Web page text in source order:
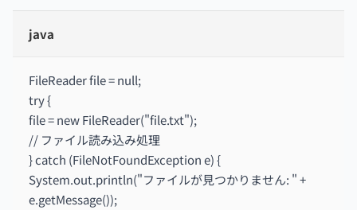
java
FileReader file = null;
try {
file = new FileReader("file.txt");
// ファイル読み込み処理
} catch (FileNotFoundException e) {
System.out.println("ファイルが見つかりません: " +
e.getMessage());